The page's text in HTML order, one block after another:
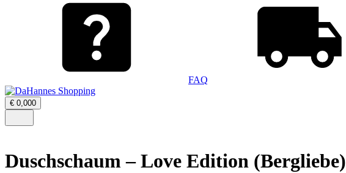
FAQ
€ 0,000Warenkorb
öffnen
€0,00
Menü
Duschschaum – Love Edition (Bergliebe)